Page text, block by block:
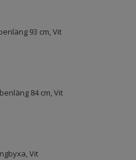
93 cm, Vit
84 cm, Vit
Vit